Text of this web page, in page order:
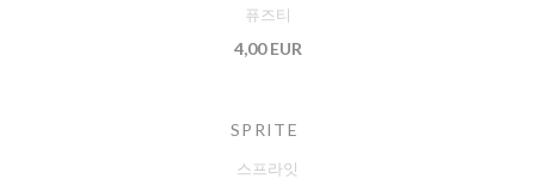
퓨즈티
4,00 EUR
SPRITE
스프라잇